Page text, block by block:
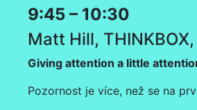
9:45 – 10:30
Matt Hill,
Giving attention a little
Pozornost je více, než se na